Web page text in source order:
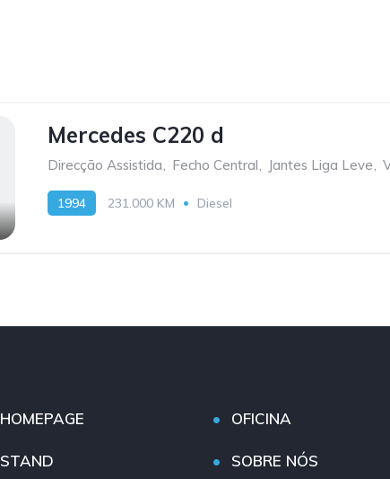
Mercedes C220 d
Direcção Assistida, Fecho Central, Jantes Liga Leve,
1994 231.000 KM Diesel
HOMEPAGE OFICINA
STAND SOBRE NÓS